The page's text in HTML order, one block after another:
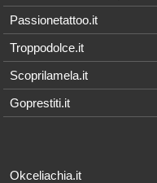
Passionetattoo.it
Troppodolce.it
Scoprilamela.it
Goprestiti.it
Okceliachia.it